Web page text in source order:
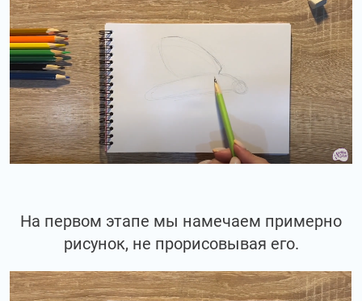
На первом этапе мы намечаем примерно
рисунок, не прорисовывая его.